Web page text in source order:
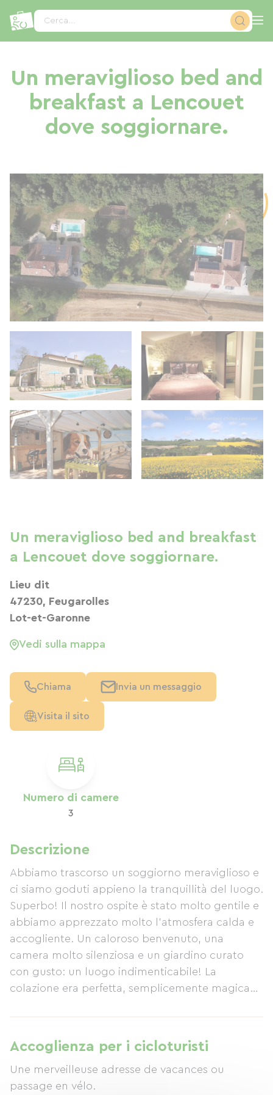
Cerca...
Un meraviglioso bed and
breakfast a Lencouet
dove soggiornare.
Numero di camere
3
Descrizione
Abbiamo trascorso un soggiorno meraviglioso e
ci siamo goduti appieno la tranquillità del luogo.
Superbo! Il nostro ospite è stato molto gentile e
abbiamo apprezzato molto l'atmosfera calda e
accogliente. Un caloroso benvenuto, una
camera molto silenziosa e un giardino curato
con gusto: un luogo indimenticabile! La
colazione era perfetta, semplicemente magica
comodi e una pulizia impeccabile. Colazione
eccellente e un'accoglienza davvero calorosa!
Accoglienza per i cicloturisti
Une merveilleuse adresse de vacances ou
passage en vélo.
Un meraviglioso bed and breakfast
a Lencouet dove soggiornare.
Lieu dit
47230, Feugarolles
Lot-et-Garonne
Vedi sulla mappa
Chiama Invia un messaggio
Visita il sito
Pannello di gestione dei cookies